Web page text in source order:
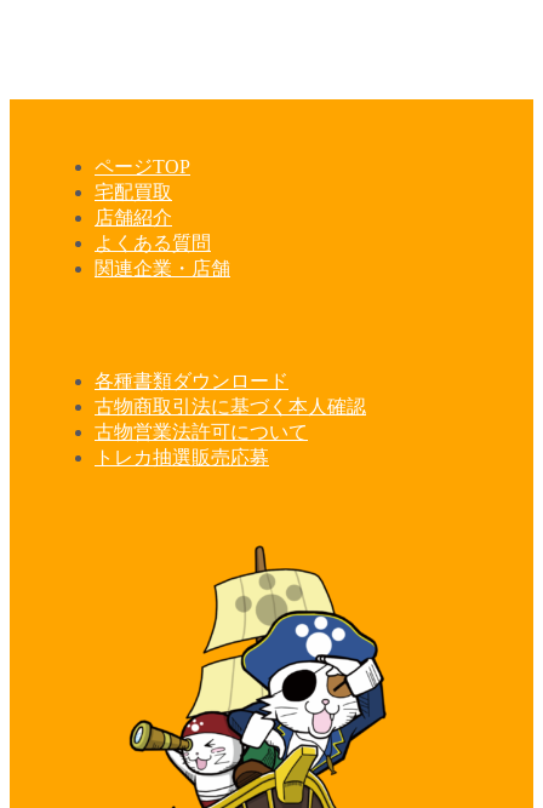
ページTOP
宅配買取
店舗紹介
よくある質問
関連企業・店舗
各種書類ダウンロード
古物商取引法に基づく本人確認
古物営業法許可について
トレカ抽選販売応募